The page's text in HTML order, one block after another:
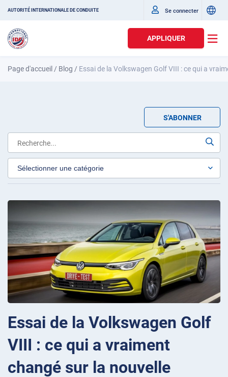
AUTORITÉ INTERNATIONALE DE CONDUITE Se connecter
APPLIQUER
Page d'accueil / Blog / Essai de la Volkswagen Golf VIII : ce qui a
S'ABONNER
Essai de la Volkswagen Golf
VIII : ce qui a vraiment
changé sur la nouvelle